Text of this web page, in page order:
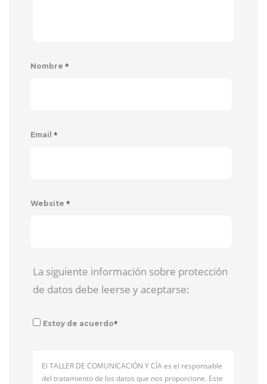
Nombre *
Email *
Website *
La siguiente información sobre protección
de datos debe leerse y aceptarse:
Estoy de acuerdo*
El TALLER DE COMUNICACIÓN Y CÍA es el responsable
del tratamiento de los datos que nos proporcione. Este